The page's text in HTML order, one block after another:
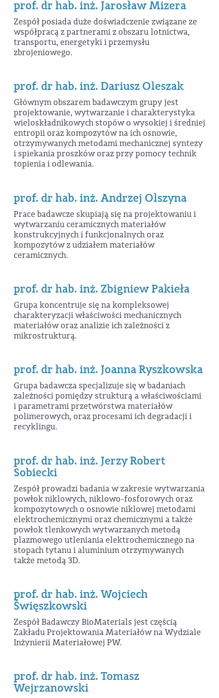
prof. dr hab. inż. Jarosław Mizera
Zespół posiada duże doświadczenie związane ze
współpracą z partnerami z obszaru lotnictwa,
transportu, energetyki i przemysłu
zbrojeniowego.
prof. dr hab. inż. Dariusz Oleszak
Głównym obszarem badawczym grupy jest
projektowanie, wytwarzanie i charakterystyka
wieloskładnikowych stopów o wysokiej i średniej
entropii oraz kompozytów na ich osnowie,
otrzymywanych metodami mechanicznej syntezy
i spiekania proszków oraz przy pomocy technik
topienia i odlewania.
prof. dr hab. inż. Andrzej Olszyna
Prace badawcze skupiają się na projektowaniu i
wytwarzaniu ceramicznych materiałów
konstrukcyjnych i funkcjonalnych oraz
kompozytów z udziałem materiałów
ceramicznych.
prof. dr hab. inż. Zbigniew Pakieła
Grupa koncentruje się na kompleksowej
charakteryzacji właściwości mechanicznych
materiałów oraz analizie ich zależności z
mikrostrukturą.
prof. dr hab. inż. Joanna Ryszkowska
Grupa badawcza specjalizuje się w badaniach
zależności pomiędzy strukturą a właściwościami
i parametrami przetwórstwa materiałów
polimerowych, oraz procesami ich degradacji i
recyklingu.
prof. dr hab. inż. Jerzy Robert
Sobiecki
Zespół prowadzi badania w zakresie wytwarzania
powłok niklowych, niklowo-fosforowych oraz
kompozytowych o osnowie niklowej metodami
elektrochemicznymi oraz chemicznymi a także
powłok tlenkowych wytwarzanych metodą
plazmowego utleniania elektrochemicznego na
stopach tytanu i aluminium otrzymywanych
także metodą 3D.
prof. dr hab. inż. Wojciech
Święszkowski
Zespół Badawczy BioMaterials jest częścią
Zakładu Projektowania Materiałów na Wydziale
Inżynierii Materiałowej PW.
prof. dr hab. inż. Tomasz
Wejrzanowski